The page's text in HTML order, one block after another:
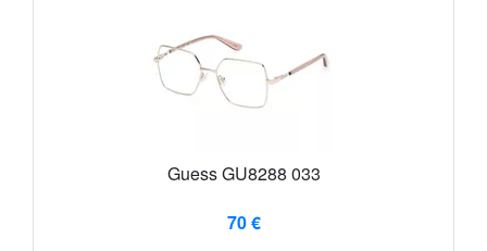
Guess GU8288 033
70 €